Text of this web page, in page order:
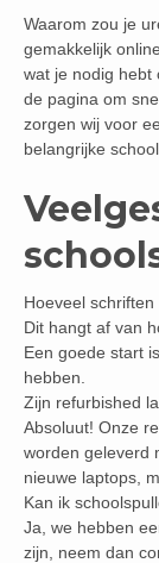
Waarom zou je
gemakkelijk
wat je nodig hebt
de pagina om
zorgen wij voor
belangrijke
Hoeveel
Dit hangt af van
Een goede start
hebben.
Zijn refurbished
Absoluut! Onze
worden geleverd
nieuwe laptops,
Kan ik
Ja, we hebben
zijn, neem dan